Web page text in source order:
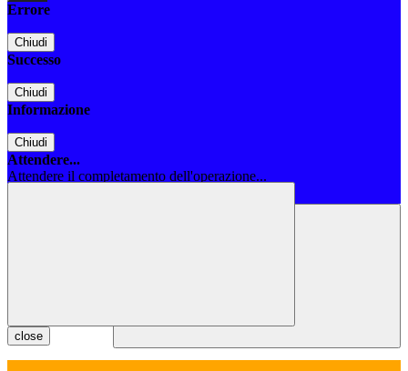
Errore
Chiudi
Successo
Chiudi
Informazione
Chiudi
Attendere...
Attendere il completamento dell'operazione...
close